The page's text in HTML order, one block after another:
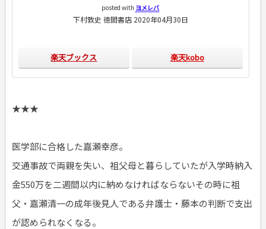
posted with ヨメレバ
下村敦史 徳間書店 2020年04月30日
楽天ブックス 楽天kobo
★★★
医学部に合格した嘉瀬幸彦。
交通事故で両親を失い、祖父母と暮らしていたが入学時納入
金550万を二週間以内に納めなければならないその時に祖
父・嘉瀬清一の成年後見人である弁護士・藤本の判断で支出
が認められなくなる。